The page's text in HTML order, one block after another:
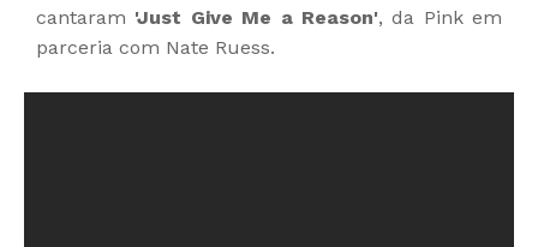
cantaram 'Just Give Me a Reason', da Pink em
parceria com Nate Ruess.